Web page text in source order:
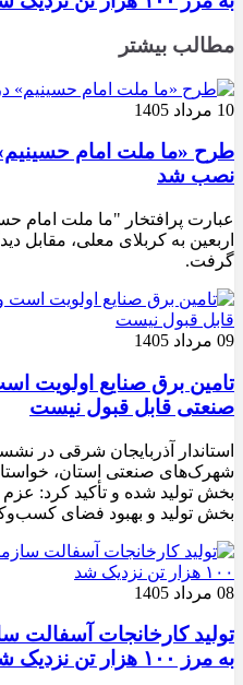
مطالب بیشتر
10 مرداد 1405
طرح «ما ملت امام حسینیم»
نصب شد
عبارت پرافتخار "ما ملت امام
اربعین به کربلای معلی، مقابل
گرفت.
09 مرداد 1405
تامین برق صنایع
صنعتی قابل قبول نیست
استاندار آذربایجان شرقی
شهرک‌های صنعتی استان، خواستار
بخش تولید شده و تأکید کرد:
بخش تولید و بهبود فضای
08 مرداد 1405
تولید کارخانجات آسفالت
به مرز ۱۰۰ هزار تن نزدیک شد